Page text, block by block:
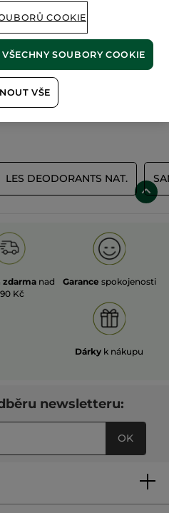
ekologických polí
LES DEODORANTS NAT.
zdarma nad
Kč
Garance spokojenosti
Dárky k nákupu
newsletteru:
OK
COOKIE
VŠE
SOUBORY COOKIE